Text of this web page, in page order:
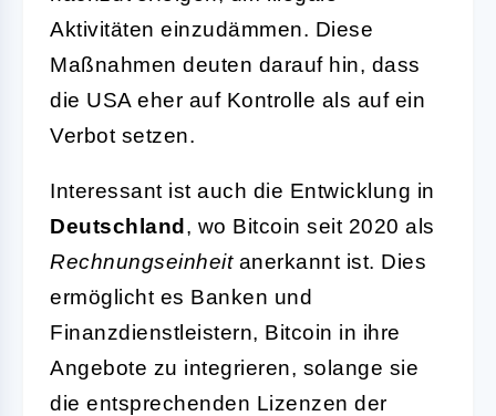
Aktivitäten einzudämmen. Diese
Maßnahmen deuten darauf hin, dass
die USA eher auf Kontrolle als auf ein
Verbot setzen.
Interessant ist auch die Entwicklung in
Deutschland, wo Bitcoin seit 2020 als
Rechnungseinheitanerkannt ist. Dies
ermöglicht es Banken und
Finanzdienstleistern, Bitcoin in ihre
Angebote zu integrieren, solange sie
die entsprechenden Lizenzen der